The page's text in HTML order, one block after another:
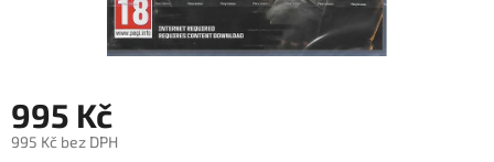
995 Kč
995 Kč bez DPH